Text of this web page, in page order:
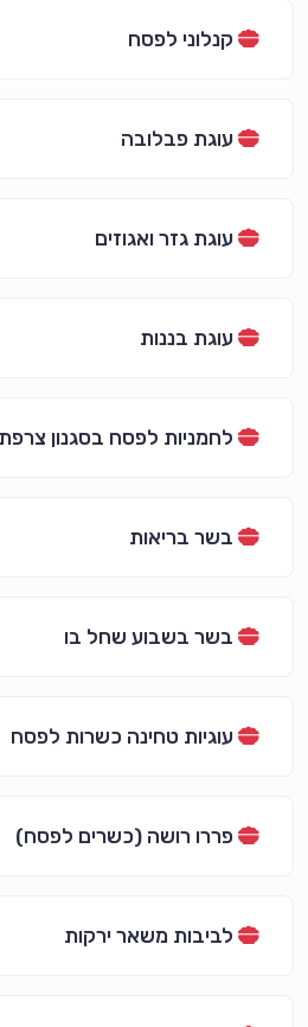
קנלוני לפסח
עוגת פבלובה
עוגת גזר ואגוזים
עוגת בננות
לחמניות לפסח בסגנון
בשר בריאות
בשר בשבוע שחל בו
עוגיות טחינה כשרות לפסח
פררו רושה (כשרים לפסח)
לביבות משאר ירקות